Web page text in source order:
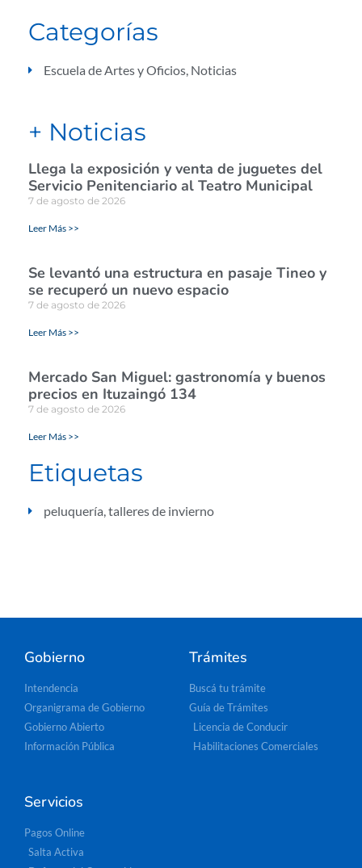
Categorías
Escuela de Artes y Oficios Noticias
+ Noticias
Llega la exposición y venta de juguetes del
Servicio Penitenciario al Teatro Municipal
7 de agosto de 2026
Leer Más >>
Se levantó una estructura en pasaje Tineo y
se recuperó un nuevo espacio
7 de agosto de 2026
Leer Más >>
Mercado San Miguel: gastronomía y buenos
precios en Ituzaingó 134
7 de agosto de 2026
Leer Más >>
Etiquetas
peluquería talleres de invierno
Gobierno
Intendencia
Organigrama de Gobierno
Gobierno Abierto
Información Pública
Trámites
Buscá tu trámite
Guía de Trámites
Licencia de Conducir
Habilitaciones Comerciales
Servicios
Pagos Online
Salta Activa